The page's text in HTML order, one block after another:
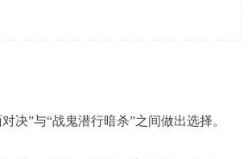
决”与“战鬼潜行暗杀”之间做出选择。